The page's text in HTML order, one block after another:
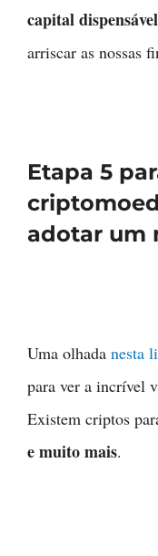
capital dispensável
arriscar as nossas
Etapa 5
adotar um
Uma olhada nesta
para ver a incrível
Existem criptos
e muito mais.